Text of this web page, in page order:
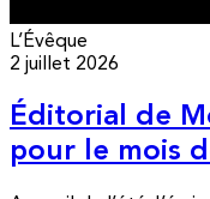
L’Évêque
2 juillet 2026
Éditorial de
pour le mois